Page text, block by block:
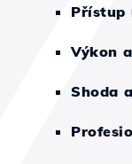
Přístup
Výkon
Shoda